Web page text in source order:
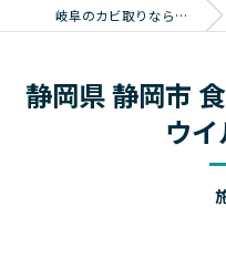
岐阜のカビ取りならカビバスターズ岐阜
静岡県 静岡市
ウ